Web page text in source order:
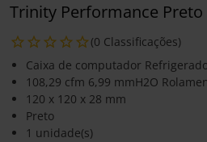
Trinity Performance Preto
(0 Classificações)
Caixa de computador
108,29 cfm 6,99 mmH2O
120 x 120 x 28 mm
Preto
1 unidade(s)